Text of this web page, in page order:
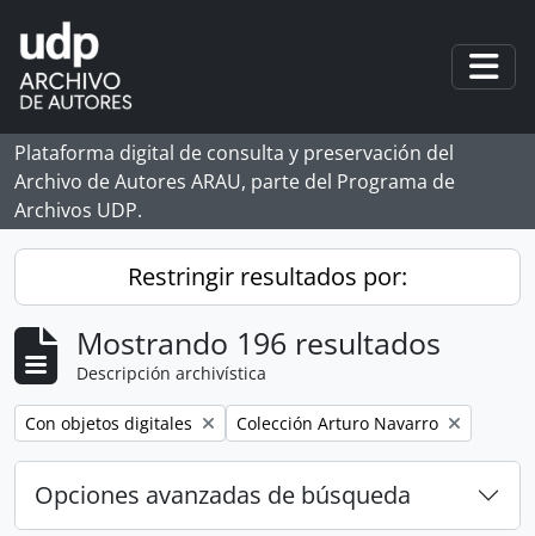
Skip to main content
Plataforma digital de consulta y preservación del
Archivo de Autores ARAU, parte del Programa de
Archivos UDP.
Restringir resultados por:
Mostrando 196 resultados
Descripción archivística
Remove filter:
Con objetos digitales Remove filter:
Colección Arturo Navarro
Opciones avanzadas de búsqueda